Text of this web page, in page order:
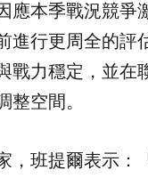
應本季戰況競爭
進行更周全的評
戰力穩定，並在
整空間。
，班提爾表示：